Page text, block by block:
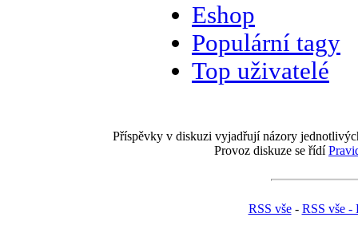
Eshop
Populární tagy
Top uživatelé
Příspěvky v diskuzi vyjadřují názory
Provoz diskuze se řídí
RSS vše- RSS vše -